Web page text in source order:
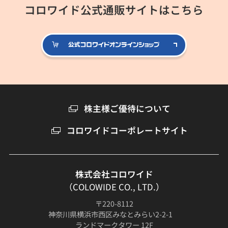
コロワイド公式通販サイトはこちら
公式コロ
株主様ご優待について
コロワイドコーポレートサイト
株式会社コロワイド
（COLOWIDE CO., LTD.）
〒220-8112
神奈川県横浜市西区みなとみらい2-2-1
ランドマークタワー 12F